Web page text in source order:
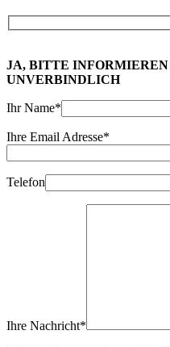
JA, BITTE
UNVERBINDLICH
Ihr Name*
Ihre Email Adresse*
Telefon
Ihre Nachricht*